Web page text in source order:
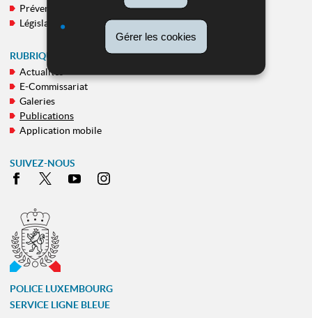
Gérer les cookies
Prévention
Législation
RUBRIQUES TRANSVERSALES
Actualités
E-Commissariat
Galeries
Publications
Application mobile
SUIVEZ-NOUS
Facebook
X Youtube
POLICE LUXEMBOURG
SERVICE LIGNE BLEUE